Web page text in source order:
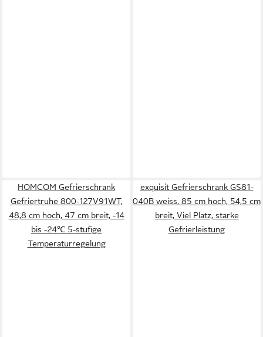
HOMCOM Gefrierschrank
Gefriertruhe 800-127V91WT,
48,8 cm hoch, 47 cm breit, -14
bis -24℃ 5-stufige
Temperaturregelung
exquisit Gefrierschrank GS81-
040B weiss, 85 cm hoch, 54,5 cm
breit, Viel Platz, starke
Gefrierleistung